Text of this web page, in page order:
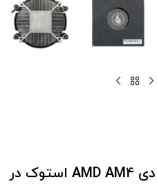
خنک کننده پردازنده ای ام دی AMD AM4 استوک در